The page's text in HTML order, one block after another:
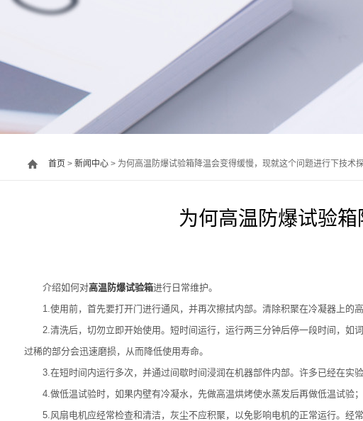
首页 > 新闻中心> 为何高温防爆试验箱降温会变得缓慢，现就这个问题进行下技术
为何高温防爆试验
介绍如何对高温防爆试验箱进行日常维护。
1.使用前，首先要打开门进行通风，并再次擦拭内部。清除积聚在冷凝器上的高
2.清洗后，切勿立即开始使用。短时间运行，运行两三分钟后停一段时间，如
过稀的部分会迅速磨损，从而降低使用寿命。
3.在短时间内运行多次，并通过间歇时间浸润在机器部件内部。许多已经在实
4.做低温试验时，如果内壁有冷凝水，先做高温烘烤使水蒸发后再做低温试验；
5.风扇电机应经常检查和清洁，灰尘不应积聚，以免影响电机的正常运行。经常